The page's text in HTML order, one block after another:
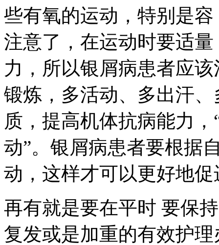
些有氧的运动，特别是
注意了，在运动时要适
力，所以银屑病患者应
锻炼，多活动、多出汗
质，提高机体抗病能力
动”。银屑病患者要根据
动，这样才可以更好地
再有就是要在平时 要保
复发或是加重的有效护